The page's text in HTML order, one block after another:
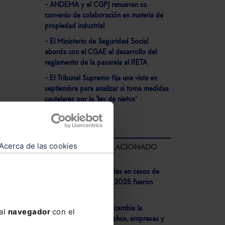
de las cookies
navegador con el
- ANDEMA y el CGPJ renuevan su
convenio de colaboración en materia de
propiedad industrial
- El Ministerio de Seguridad Social
aborda con el CGAE el desarrollo del
reglamento de la pasarela al RETA
- El Tribunal Supremo fija una vista en
septiembre para analizar si toma medidas
cautelares por la 'ley de nietos'
LO MÁS LEÍDO RELACIONADO
- El 73% de las sentencias en casos de
corrupción dictadas en 2025 fueron
- Veri*Factu 2026: Así cambia la
facturación para despachos, empresas y